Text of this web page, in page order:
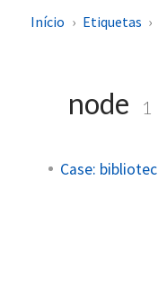
Início Etiquetas
node 1
Case: